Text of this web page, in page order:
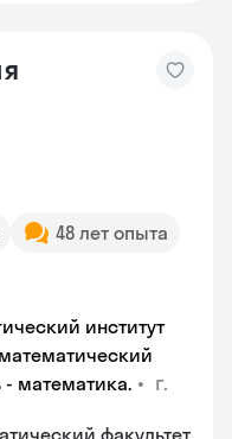
48 лет опыта
институт
- математика. • г.
факультет